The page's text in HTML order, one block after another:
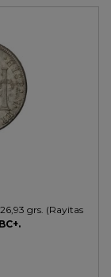
26,93 grs. (Rayitas